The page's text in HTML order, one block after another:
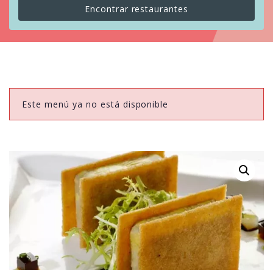
Este menú ya no está disponible